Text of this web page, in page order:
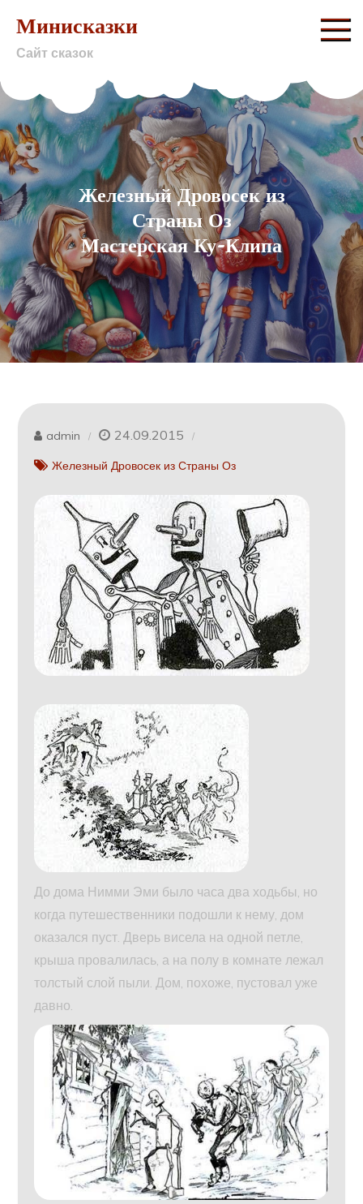
content
Минисказки
Сайт сказок
Железный Дровосек из
Страны Оз
Мастерская Ку-Клипа
admin 24.09.2015
Железный Дровосек из Страны Оз
До дома Нимми Эми было часа два ходьбы, но
когда путешественники подошли к нему, дом
оказался пуст. Дверь висела на одной петле,
крыша провалилась, а на полу в комнате лежал
толстый слой пыли. Дом, похоже, пустовал уже
давно.